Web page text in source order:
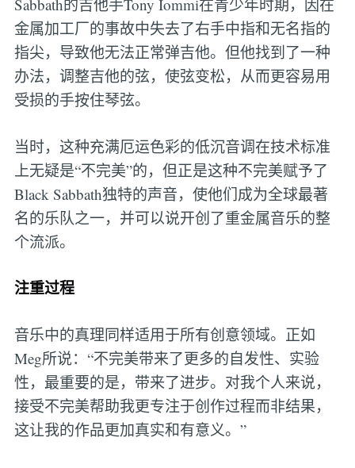
Sabbath的吉他手Tony Iommi在青少年时期，因在
金属加工厂的事故中失去了右手中指和无名指的
指尖，导致他无法正常弹吉他。但他找到了一种
办法，调整吉他的弦，使弦变松，从而更容易用
受损的手按住琴弦。
当时，这种充满厄运色彩的低沉音调在技术标准
上无疑是“不完美”的，但正是这种不完美赋予了
Black Sabbath独特的声音，使他们成为全球最著
名的乐队之一，并可以说开创了重金属音乐的整
个流派。
注重过程
音乐中的真理同样适用于所有创意领域。正如
Meg所说：“不完美带来了更多的自发性、实验
性，最重要的是，带来了进步。对我个人来说，
接受不完美帮助我更专注于创作过程而非结果，
这让我的作品更加真实和有意义。”